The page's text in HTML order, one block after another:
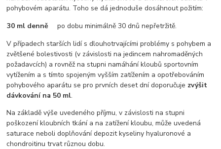
pohybovém aparátu. Toho se dá jednoduše dosáhnout požitím:
30 ml denně
po dobu minimálně 30 dnů nepřetržitě.
V případech starších lidí s dlouhotrvajícími problémy s pohybem a
zvětšené bolestivosti (v závislosti na jedincem nahromaděných
požadavcích) a rovněž na stupni namáhání kloubů sportovním
vytížením a s tímto spojeným vyšším zatížením a opotřebováním
pohybového aparátu se pro prvních deset dní doporučuje zvýšit
dávkování na 50 ml.
Na základě výše uvedeného příjmu, v závislosti na stupni
poškození kloubních tkání a na zatížení kloubu, může uvedená
saturace neboli doplňování depozit kyseliny hyaluronové a
chondroitinu trvat různou dobu.